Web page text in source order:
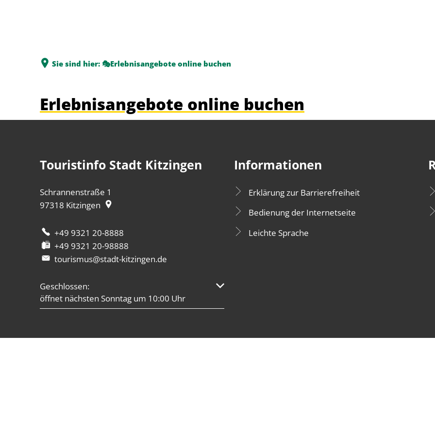
Sie sind hier: 🎭Erlebnisangebote online buchen
Erlebnisangebote online buchen
Touristinfo Stadt Kitzingen
Schrannenstraße 1
97318 Kitzingen
+49 9321 20-8888
+49 9321 20-98888
tourismus@stadt-kitzingen.de
Klicken, um weitere Öffnungs- oder Schließzeiten auszublenden
Geschlossen:
öffnet nächsten Sonntag um 10:00 Uhr
Informationen
Erklärung zur Barrierefreiheit
Bedienung der Internetseite
Leichte Sprache